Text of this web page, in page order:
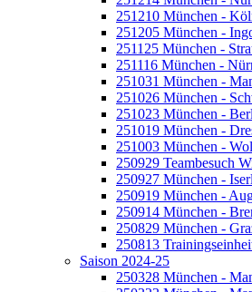
251210 München -
251205 München -
251125 München -
251116 München -
251031 München -
251026 München -
251023 München -
251019 München -
251003 München -
250929 Teambesuch
250927 München -
250919 München -
250914 München -
250829 München -
250813
Saison 2024-25
250328 München -